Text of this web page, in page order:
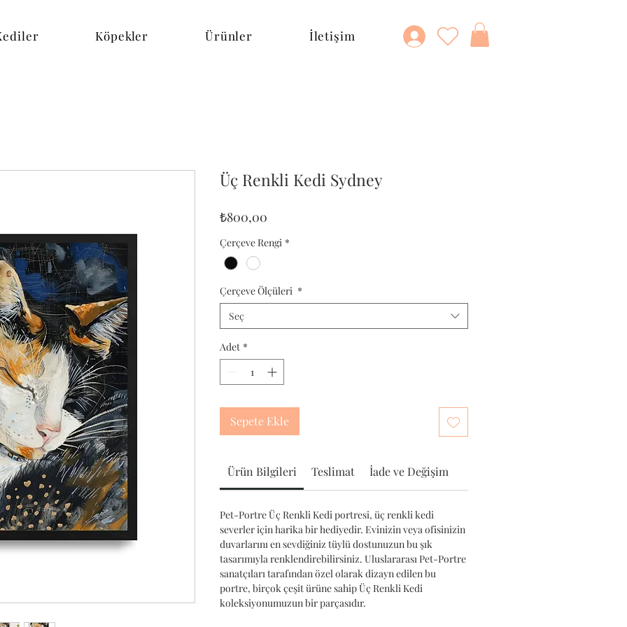
Köpekler Ürünler İletişim
Üç Renkli Kedi Sydney
₺800,00
Çerçeve Rengi *
Çerçeve Ölçüleri *
Seç
Adet *
Sepete Ekle
Ürün Bilgileri Teslimat İade ve Değişim
Pet-Portre Üç Renkli Kedi portresi, üç renkli kedi
severler için harika bir hediyedir. Evinizin veya ofisinizin
duvarlarını en sevdiğiniz tüylü dostunuzun bu şık
tasarımıyla renklendirebilirsiniz. Uluslararası Pet-Portre
sanatçıları tarafından özel olarak dizayn edilen bu
portre, birçok çeşit ürüne sahip Üç Renkli Kedi
koleksiyonumuzun bir parçasıdır.